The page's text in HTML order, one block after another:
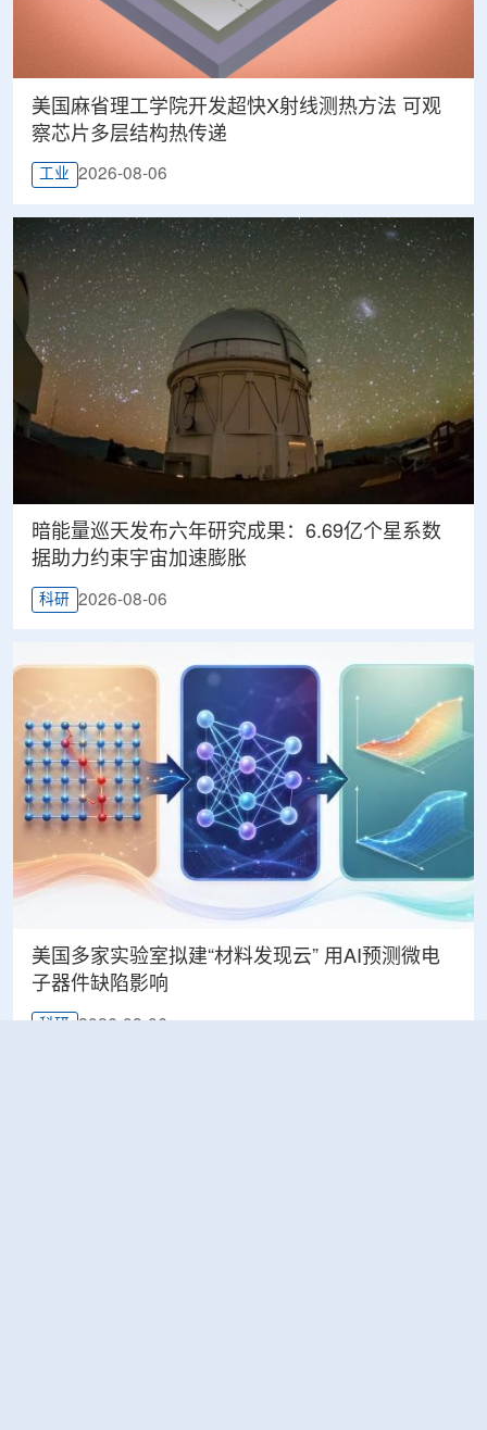
美国麻省理工学院开发超快X射线测热方法 可观
察芯片多层结构热传递
工业 2026-08-06
暗能量巡天发布六年研究成果：6.69亿个星系数
据助力约束宇宙加速膨胀
科研 2026-08-06
美国多家实验室拟建“材料发现云” 用AI预测微电
子器件缺陷影响
科研 2026-08-06